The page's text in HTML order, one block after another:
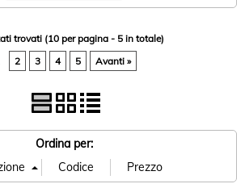
trovati (10 per pagina - 5 in totale)
2 3 4 5 Avanti »
Ordina per: